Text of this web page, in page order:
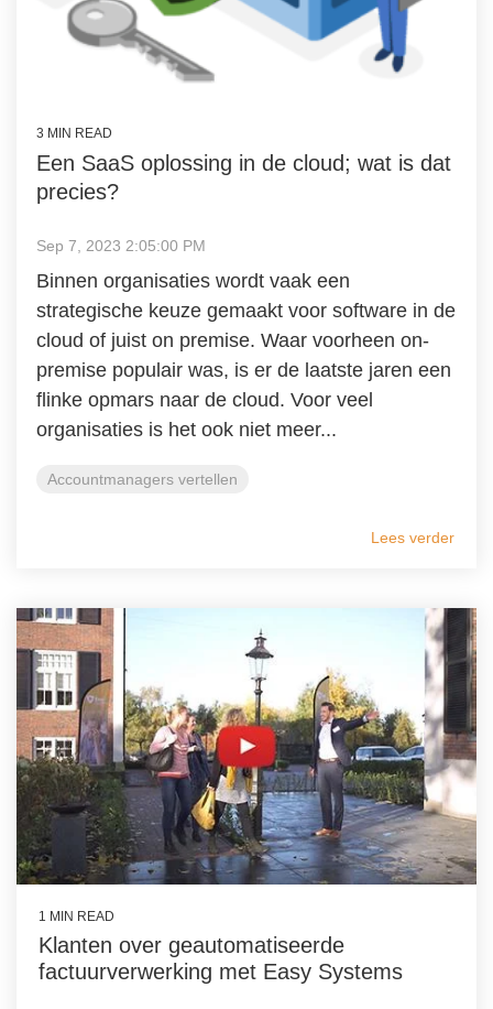
3 MIN READ
Een SaaS oplossing in de cloud; wat is dat
precies?
Sep 7, 2023 2:05:00 PM
Binnen organisaties wordt vaak een
strategische keuze gemaakt voor software in de
cloud of juist on premise. Waar voorheen on-
premise populair was, is er de laatste jaren een
flinke opmars naar de cloud. Voor veel
organisaties is het ook niet meer...
Accountmanagers vertellen
Lees verder
1 MIN READ
Klanten over geautomatiseerde
factuurverwerking met Easy Systems